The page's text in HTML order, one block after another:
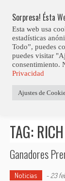
content
TAG:
Ganadores
Noticias - 23
Sorpresa! Ésta
Esta web usa
estadísticas
Todo”, puedes
puedes visitar
consentimiento.
Privacidad
Ajustes de